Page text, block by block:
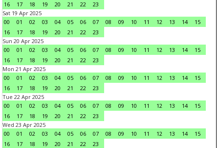
16
17 18 19 20 21 22
23
Sat 19 Apr 2025
00
01 02 03 04 05 06 07 08 09 10 11 12 13 14
15
16
17 18 19 20 21 22
23
Sun 20 Apr 2025
00
01 02 03 04 05 06 07 08 09 10 11 12 13 14
15
16
17 18 19 20 21 22
23
Mon 21 Apr 2025
00
01 02 03 04 05 06 07 08 09 10 11 12 13 14
15
16
17 18 19 20 21 22
23
Tue 22 Apr 2025
00
01 02 03 04 05 06 07 08 09 10 11 12 13 14
15
16
17 18 19 20 21 22
23
Wed 23 Apr 2025
00
01 02 03 04 05 06 07 08 09 10 11 12 13 14
15
16
17 18 19 20 21 22
23